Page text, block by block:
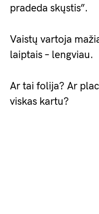
pradeda skųstis”.
Vaistų vartoja
laiptais – lengviau.
Ar tai folija? Ar
viskas kartu?